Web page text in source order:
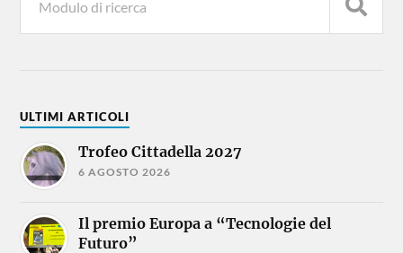
ULTIMI ARTICOLI
Trofeo Cittadella 2027
6 AGOSTO 2026
Il premio Europa a “Tecnologie del
Futuro”